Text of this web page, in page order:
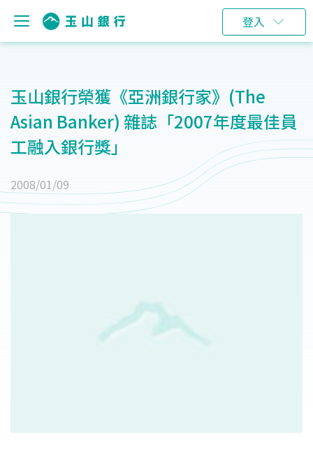
登入
玉山銀行榮獲《亞洲銀行家》(The
Asian Banker) 雜誌「2007年度最佳員
工融入銀行獎」
2008/01/09